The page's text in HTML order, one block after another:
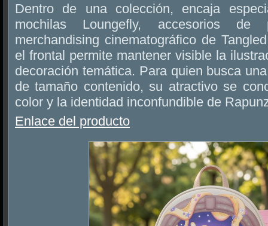
Dentro de una colección, encaja
mochilas Loungefly, accesorios de
merchandising cinematográfico de
el frontal permite mantener visible la
decoración temática. Para quien busca
de tamaño contenido, su atractivo se
color y la identidad inconfundible de
Enlace del producto